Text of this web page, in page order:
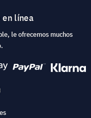
en línea
le ofrecemos muchos